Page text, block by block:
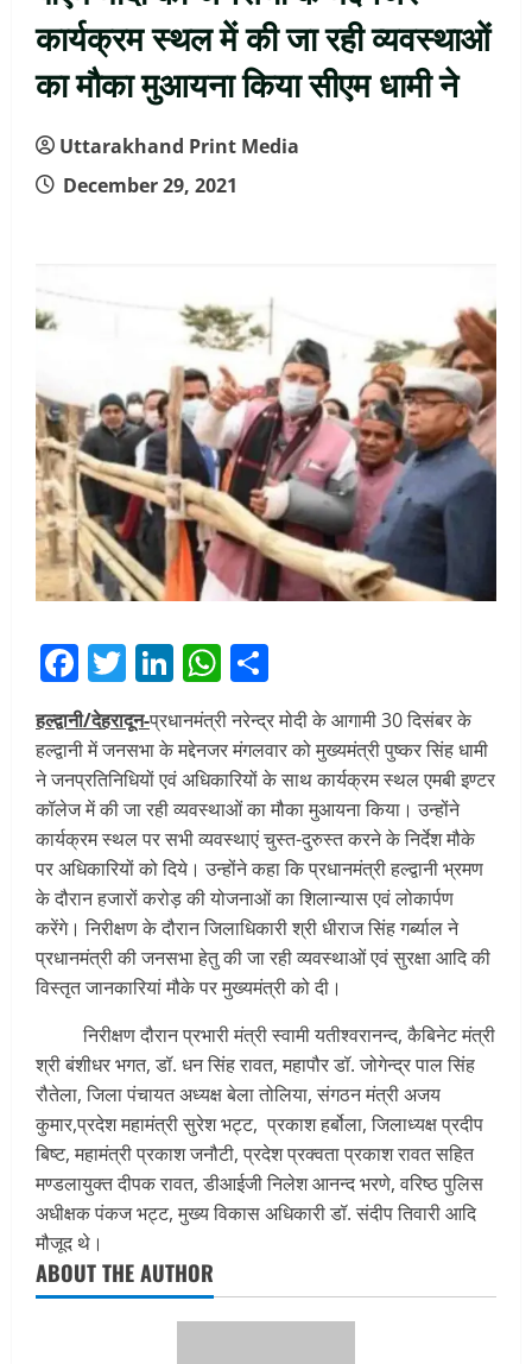
कार्यक्रम स्थल में की जा रही व्यवस्थाओं
का मौका मुआयना किया सीएम धामी ने
Uttarakhand Print Media
December 29, 2021
Facebook
Twitter
LinkedIn
WhatsApp
हल्द्वानी/देहरादून-प्रधानमंत्री नरेन्द्र मोदी के आगामी 30 दिसंबर के
हल्द्वानी में जनसभा के मद्देनजर मंगलवार को मुख्यमंत्री पुष्कर सिंह धामी
ने जनप्रतिनिधियों एवं अधिकारियों के साथ कार्यक्रम स्थल एमबी इण्टर
कॉलेज में की जा रही व्यवस्थाओं का मौका मुआयना किया। उन्होंने
कार्यक्रम स्थल पर सभी व्यवस्थाएं चुस्त-दुरुस्त करने के निर्देश मौके
पर अधिकारियों को दिये। उन्होंने कहा कि प्रधानमंत्री हल्द्वानी भ्रमण
के दौरान हजारों करोड़ की योजनाओं का शिलान्यास एवं लोकार्पण
करेंगे। निरीक्षण के दौरान जिलाधिकारी श्री धीराज सिंह गर्ब्याल ने
प्रधानमंत्री की जनसभा हेतु की जा रही व्यवस्थाओं एवं सुरक्षा आदि की
विस्तृत जानकारियां मौके पर मुख्यमंत्री को दी।
निरीक्षण दौरान प्रभारी मंत्री स्वामी यतीश्वरानन्द, कैबिनेट मंत्री
श्री बंशीधर भगत, डॉ. धन सिंह रावत, महापौर डॉ. जोगेन्द्र पाल सिंह
रौतेला, जिला पंचायत अध्यक्ष बेला तोलिया, संगठन मंत्री अजय
कुमार,प्रदेश महामंत्री सुरेश भट्ट, प्रकाश हर्बोला, जिलाध्यक्ष प्रदीप
बिष्ट, महामंत्री प्रकाश जनौटी, प्रदेश प्रक्वता प्रकाश रावत सहित
मण्डलायुक्त दीपक रावत, डीआईजी निलेश आनन्द भरणे, वरिष्ठ पुलिस
अधीक्षक पंकज भट्ट, मुख्य विकास अधिकारी डॉ. संदीप तिवारी आदि
मौजूद थे।
ABOUT THE AUTHOR